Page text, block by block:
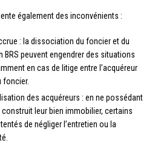
également des inconvénients :
: la dissociation du foncier et du
BRS peuvent engendrer des situations
en cas de litige entre l’acquéreur
foncier.
des acquéreurs : en ne possédant
leur bien immobilier, certains
de négliger l’entretien ou la